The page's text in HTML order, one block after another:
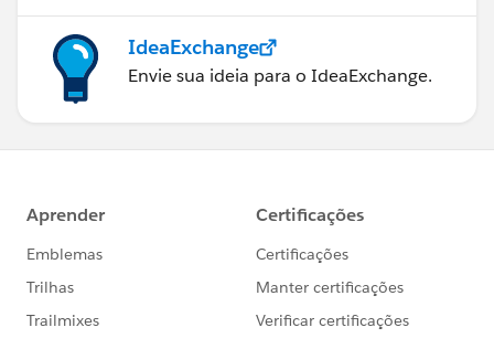
IdeaExchange
Envie sua ideia para o IdeaExchange.